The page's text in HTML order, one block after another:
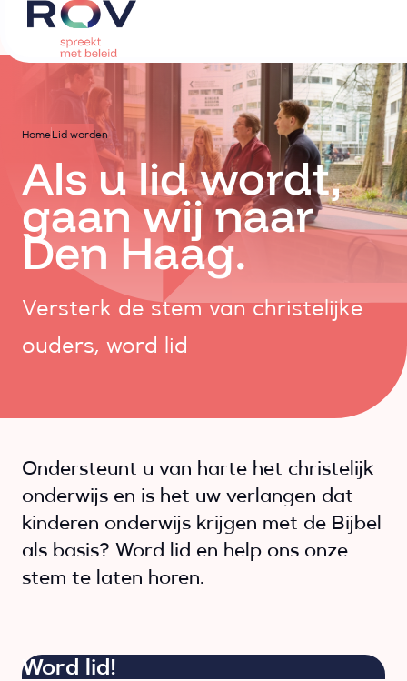
HomeLid worden
Als u lid wordt,
gaan wij naar
Den Haag.
Versterk de stem van christelijke
ouders, word lid
Ondersteunt u van harte het christelijk
onderwijs en is het uw verlangen dat
kinderen onderwijs krijgen met de Bijbel
als basis? Word lid en help ons onze
stem te laten horen.
Word lid!